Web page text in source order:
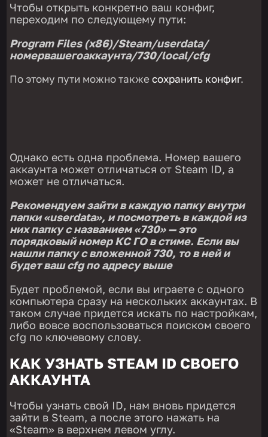
Чтобы открыть конкретно ваш конфиг,
переходим по следующему пути:
Program Files (x86)/Steam/userdata/
номервашегоаккаунта/730/local/cfg
По этому пути можно такжесохранить конфиг.
Однако есть одна проблема. Номер вашего
аккаунта может отличаться от Steam ID, а
может не отличаться.
Рекомендуем зайти в каждую папку внутри
папки «userdata», и посмотреть в каждой из
них папку с названием «730» — это
порядковый номер КС ГО в стиме. Если вы
нашли папку с вложенной 730, то в ней и
будет ваш cfg по адресу выше
Будет проблемой, если вы играете с одного
компьютера сразу на нескольких аккаунтах. В
таком случае придется искать по настройкам,
либо вовсе воспользоваться поиском своего
cfg по ключевому слову.
КАК УЗНАТЬ STEAM ID СВОЕГО
АККАУНТА
Чтобы узнать свой ID, нам вновь придется
зайти в Steam, а после этого нажать на
«Steam» в верхнем левом углу.